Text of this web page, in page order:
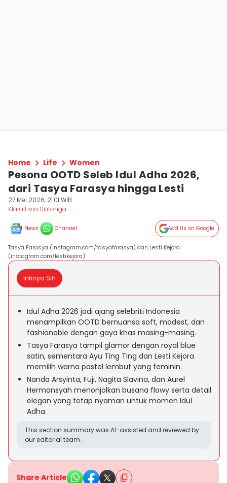
Home Life Women
Pesona OOTD Seleb Idul Adha 2026,
dari Tasya Farasya hingga Lesti
27 Mei 2026, 21:01 WIB
Klara Livia Silitonga
News Channel Add Us on Google
Tasya Farasya (instagram.com/tasyafarasya) dan Lesti Kejora
(instagram.com/lestikejora)
Intinya Sih
Idul Adha 2026 jadi ajang selebriti Indonesia
menampilkan OOTD bernuansa soft, modest, dan
fashionable dengan gaya khas masing-masing.
Tasya Farasya tampil glamor dengan royal blue
satin, sementara Ayu Ting Ting dan Lesti Kejora
memilih warna pastel lembut yang feminin.
Nanda Arsyinta, Fuji, Nagita Slavina, dan Aurel
Hermansyah menonjolkan busana flowy serta detail
elegan yang tetap nyaman untuk momen Idul
Adha.
This section summary was AI-assisted and reviewed by
our editorial team.
Share Article